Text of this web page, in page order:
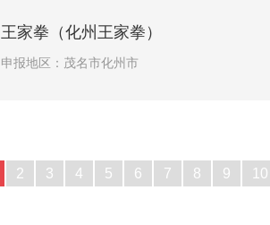
王家拳（化州王家拳）
申报地区： 茂名市化州市
2 3 4 5 6 7 8 9 10